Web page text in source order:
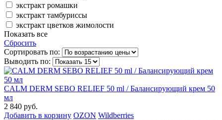
экстракт ромашки
экстракт тамбуриссы
экстракт цветков жимолости
Показать все
Сбросить
Сортировать по:
Выводить по:
CALM DERM SEBO RELIEF 50 ml / Балансирующий крем 50
мл
2 840 руб.
Добавить в корзину OZON Wildberries